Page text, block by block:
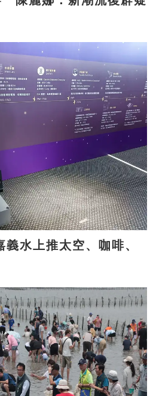
水上推太空、咖啡、